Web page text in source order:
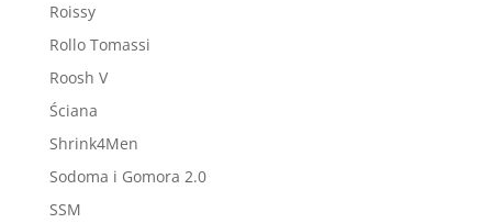
Roissy
Rollo Tomassi
Roosh V
Ściana
Shrink4Men
Sodoma i Gomora 2.0
SSM